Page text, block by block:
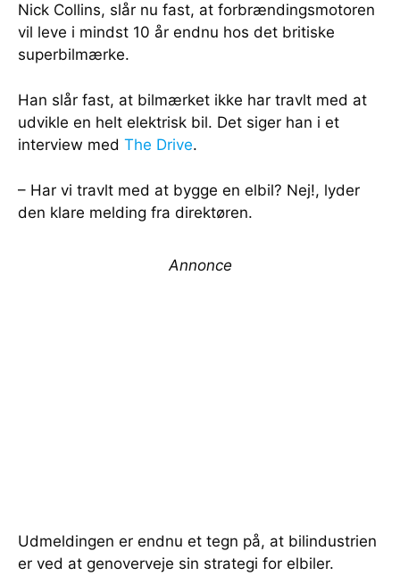
Nick Collins, slår nu fast, at forbrændingsmotoren
vil leve i mindst 10 år endnu hos det britiske
superbilmærke.
Han slår fast, at bilmærket ikke har travlt med at
udvikle en helt elektrisk bil. Det siger han i et
interview med The Drive.
– Har vi travlt med at bygge en elbil? Nej!, lyder
den klare melding fra direktøren.
Annonce
Udmeldingen er endnu et tegn på, at bilindustrien
er ved at genoverveje sin strategi for elbiler.